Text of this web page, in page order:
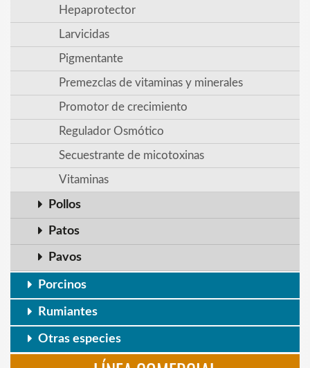
Hepaprotector
Larvicidas
Pigmentante
Premezclas de vitaminas y minerales
Promotor de crecimiento
Regulador Osmótico
Secuestrante de micotoxinas
Vitaminas
Pollos
Patos
Pavos
Porcinos
Rumiantes
Otras especies